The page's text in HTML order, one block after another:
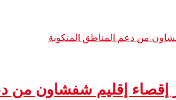
إقصاء إقليم شفشاون من